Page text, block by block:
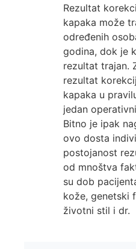
Rezultat
kapaka može
određenih
godina, dok je
rezultat trajan.
rezultat
kapaka u
jedan
Bitno je ipak
ovo dosta
postojanost
od mnoštva
su dob
kože, genetski
životni stil i dr.